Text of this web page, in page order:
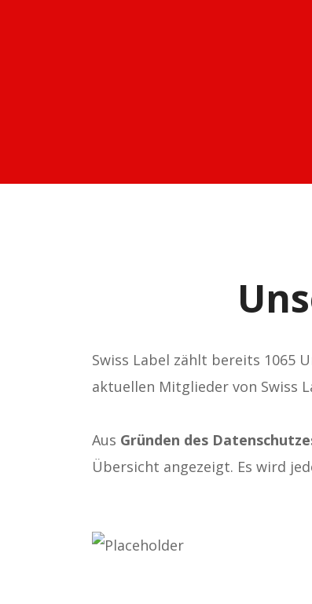
Swiss Label zählt bereits 1065
aktuellen Mitglieder von Swiss
Aus Gründen des
Übersicht angezeigt. Es wird